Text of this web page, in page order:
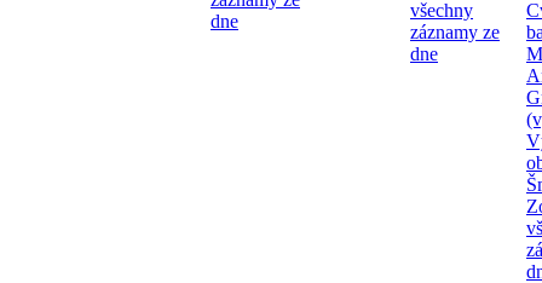
dne
všechny
záznamy ze
dne